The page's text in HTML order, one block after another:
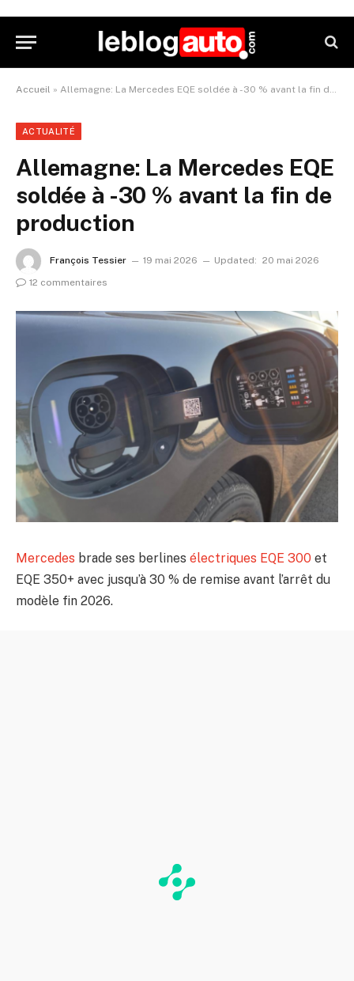
Accueil » Allemagne: La Mercedes EQE soldée à -30 % avant la fin de production
ACTUALITÉ
Allemagne: La Mercedes EQE
soldée à -30 % avant la fin de
production
François Tessier 19 mai 2026 Updated: 20 mai 2026
12 commentaires
Mercedes brade ses berlines électriques EQE 300 et
EQE 350+ avec jusqu’à 30 % de remise avant l’arrêt du
modèle fin 2026.